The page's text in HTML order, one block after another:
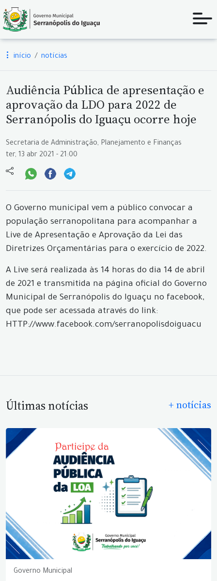
início notícias
Audiência Pública de apresentação e
aprovação da LDO para 2022 de
Serranópolis do Iguaçu ocorre hoje
Secretaria de Administração, Planejamento e Finanças
ter, 13 abr 2021 - 21:00
O Governo municipal vem a público convocar a
população serranopolitana para acompanhar a
Live de Apresentação e Aprovação da Lei das
Diretrizes Orçamentárias para o exercício de 2022.
A Live será realizada às 14 horas do dia 14 de abril
de 2021 e transmitida na página oficial do Governo
Municipal de Serranópolis do Iguaçu no facebook,
que pode ser acessada através do link:
HTTP://www.facebook.com/serranopolisdoiguacu
Últimas notícias + notícias
Governo Municipal